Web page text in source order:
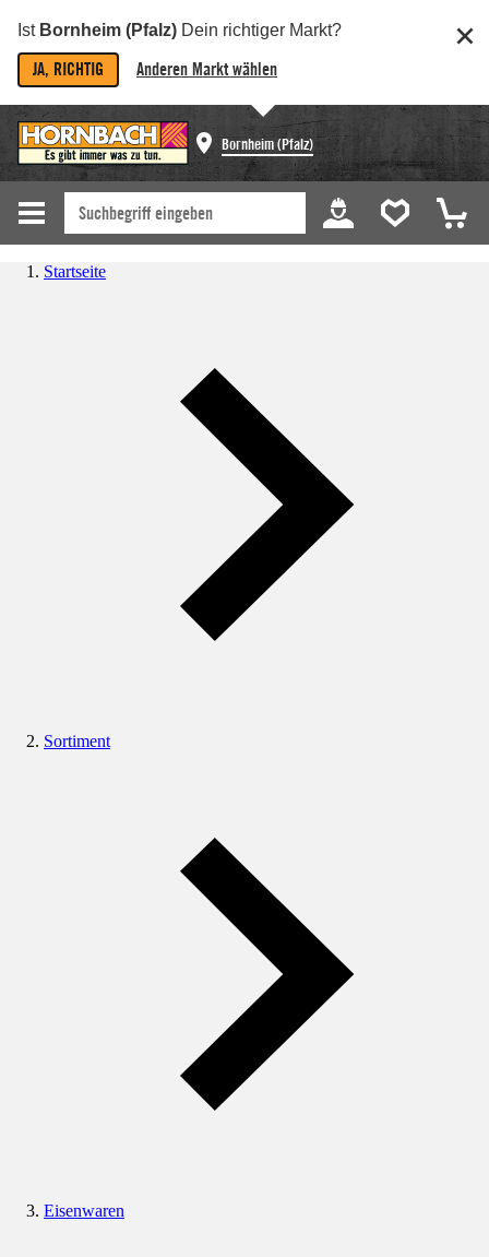
Ist Bornheim (Pfalz) Dein richtiger Markt?
JA, RICHTIG Anderen Markt wählen
Bornheim (Pfalz)
Startseite
Sortiment
Eisenwaren